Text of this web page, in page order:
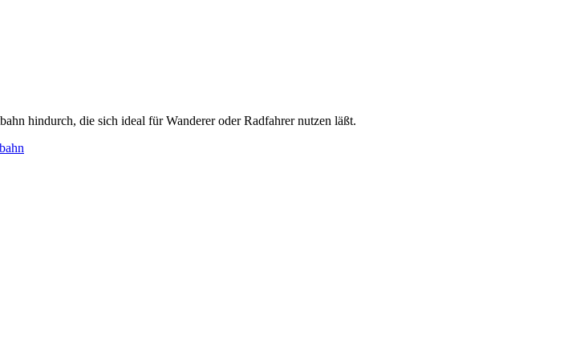
hindurch, die sich ideal für Wanderer oder Radfahrer nutzen läßt.